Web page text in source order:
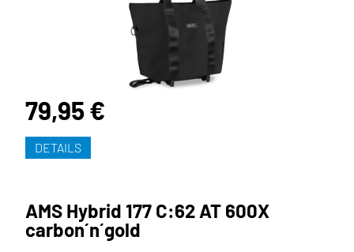
79,95 €
DETAILS
AMS Hybrid 177 C:62 AT 600X
carbon´n´gold